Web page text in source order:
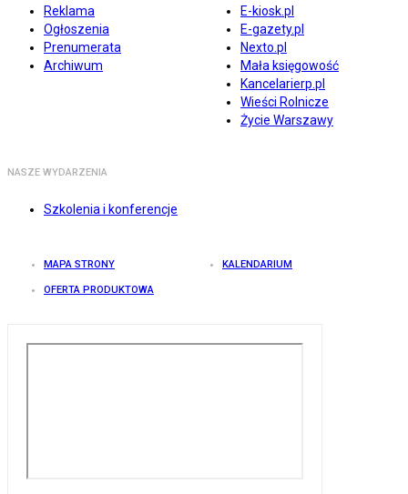
Reklama
Ogłoszenia
Prenumerata
Archiwum
E-kiosk.pl
E-gazety.pl
Nexto.pl
Mała księgowość
Kancelarierp.pl
Wieści Rolnicze
Życie Warszawy
NASZE WYDARZENIA
Szkolenia i konferencje
MAPA STRONY KALENDARIUM
OFERTA PRODUKTOWA